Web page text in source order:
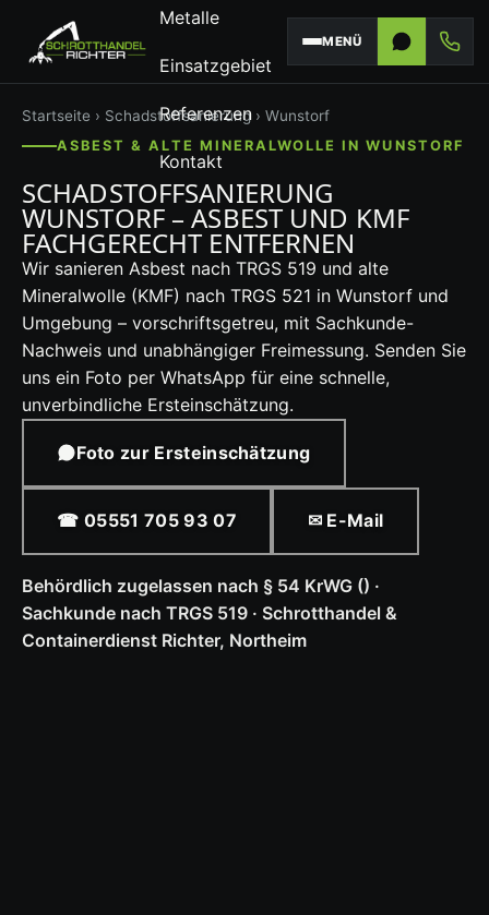
Metalle
Einsatzgebiet
Referenzen
Kontakt
MENÜ
Startseite › Schadstoffsanierung› Wunstorf
ASBEST & ALTE MINERALWOLLE IN WUNSTORF
SCHADSTOFFSANIERUNG
WUNSTORF – ASBEST UND KMF
FACHGERECHT ENTFERNEN
Wir sanieren Asbest nach TRGS 519 und alte
Mineralwolle (KMF) nach TRGS 521 in Wunstorf und
Umgebung – vorschriftsgetreu, mit Sachkunde-
Nachweis und unabhängiger Freimessung. Senden Sie
uns ein Foto per WhatsApp für eine schnelle,
unverbindliche Ersteinschätzung.
Foto zur Ersteinschätzung
☎ 05551 705 93 07 ✉ E-Mail
Behördlich zugelassen nach § 54 KrWG () ·
Sachkunde nach TRGS 519 · Schrotthandel &
Containerdienst Richter, Northeim